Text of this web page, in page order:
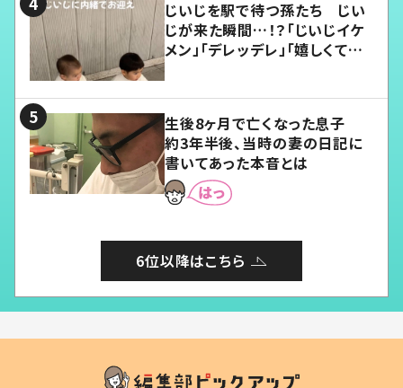
じいじを駅で待つ孫たち じい
じが来た瞬間…！？「じいじイケ
メン」「デレッデレ」「嬉しくて可
生後8ヶ月で亡くなった息子
約3年半後、当時の妻の日記に
書いてあった本音とは
6位以降はこちら